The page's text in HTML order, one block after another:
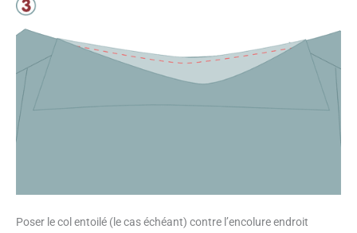
Poser le col entoilé (le cas échéant) contre l’encolure endroit